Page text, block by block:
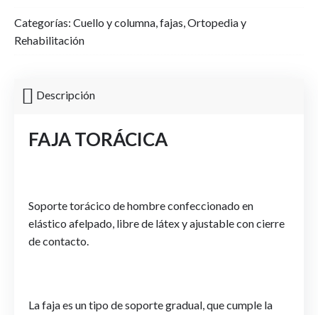
Categorías: Cuello y columna,fajas,Ortopedia y
Rehabilitación
Descripción
FAJA TORÁCICA
Soporte torácico de hombre confeccionado en
elástico afelpado, libre de látex y ajustable con cierre
de contacto.
La faja es un tipo de soporte gradual, que cumple la